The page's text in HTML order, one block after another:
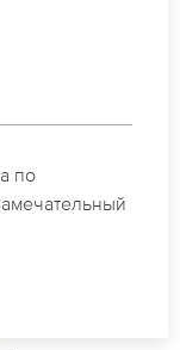
на свадьбу
сделано.